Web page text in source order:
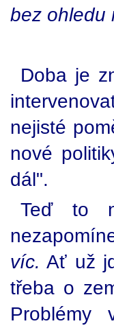
bez ohledu
Doba je
nejisté
nové
dál".
Teď to
víc. Ať už
třeba o
Problémy